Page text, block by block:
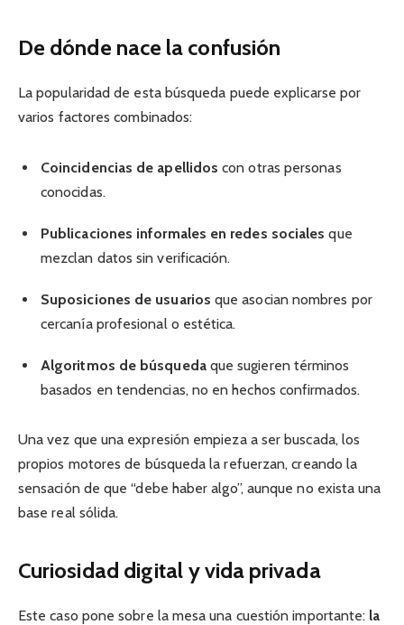
De dónde nace la confusión
La popularidad de esta búsqueda puede explicarse por
varios factores combinados:
Coincidencias de apellidos con otras personas
conocidas.
Publicaciones informales en redes sociales que
mezclan datos sin verificación.
Suposiciones de usuarios que asocian nombres por
cercanía profesional o estética.
Algoritmos de búsquedaque sugieren términos
basados en tendencias, no en hechos confirmados.
Una vez que una expresión empieza a ser buscada, los
propios motores de búsqueda la refuerzan, creando la
sensación de que “debe haber algo”, aunque no exista una
base real sólida.
Curiosidad digital y vida privada
Este caso pone sobre la mesa una cuestión importante: la